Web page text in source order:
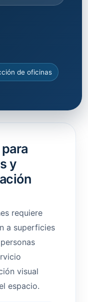
de oficinas
y
requiere
a superficies
visual
espacio.